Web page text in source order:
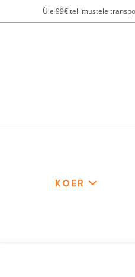
to
Üle 99€ tellimustele
KOER